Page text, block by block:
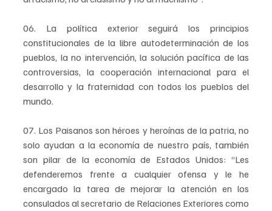
06. La política exterior seguirá los principios
constitucionales de la libre autodeterminación de los
pueblos, la no intervención, la solución pacífica de las
controversias, la cooperación internacional para el
desarrollo y la fraternidad con todos los pueblos del
mundo.
07. Los Paisanos son héroes y heroínas de la patria, no
solo ayudan a la economía de nuestro país, también
son pilar de la economía de Estados Unidos: “Les
defenderemos frente a cualquier ofensa y le he
encargado la tarea de mejorar la atención en los
consulados al secretario de Relaciones Exteriores como